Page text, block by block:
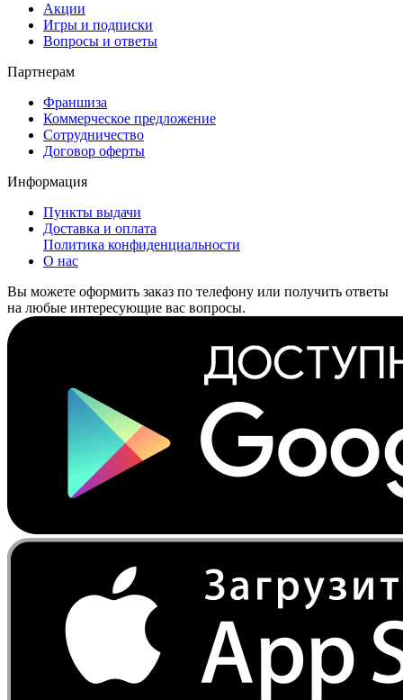
Акции
Игры и подписки
Вопросы и ответы
Партнерам
Франшиза
Коммерческое предложение
Сотрудничество
Договор оферты
Информация
Пункты выдачи
Доставка и оплата
Политика конфиденциальности
О нас
Вы можете оформить заказ по телефону или получить ответы
на любые интересующие вас вопросы.